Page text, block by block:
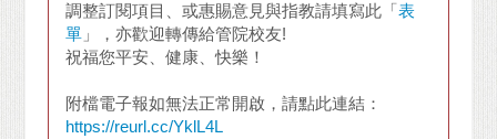
調整訂閱項目、或惠賜意見與指教請填寫此「表
單 」，亦歡迎轉傳給管院校友!
祝福您平安、健康、快樂！
附檔電子報如無法正常開啟，請點此連結：
https://reurl.cc/YklL4L